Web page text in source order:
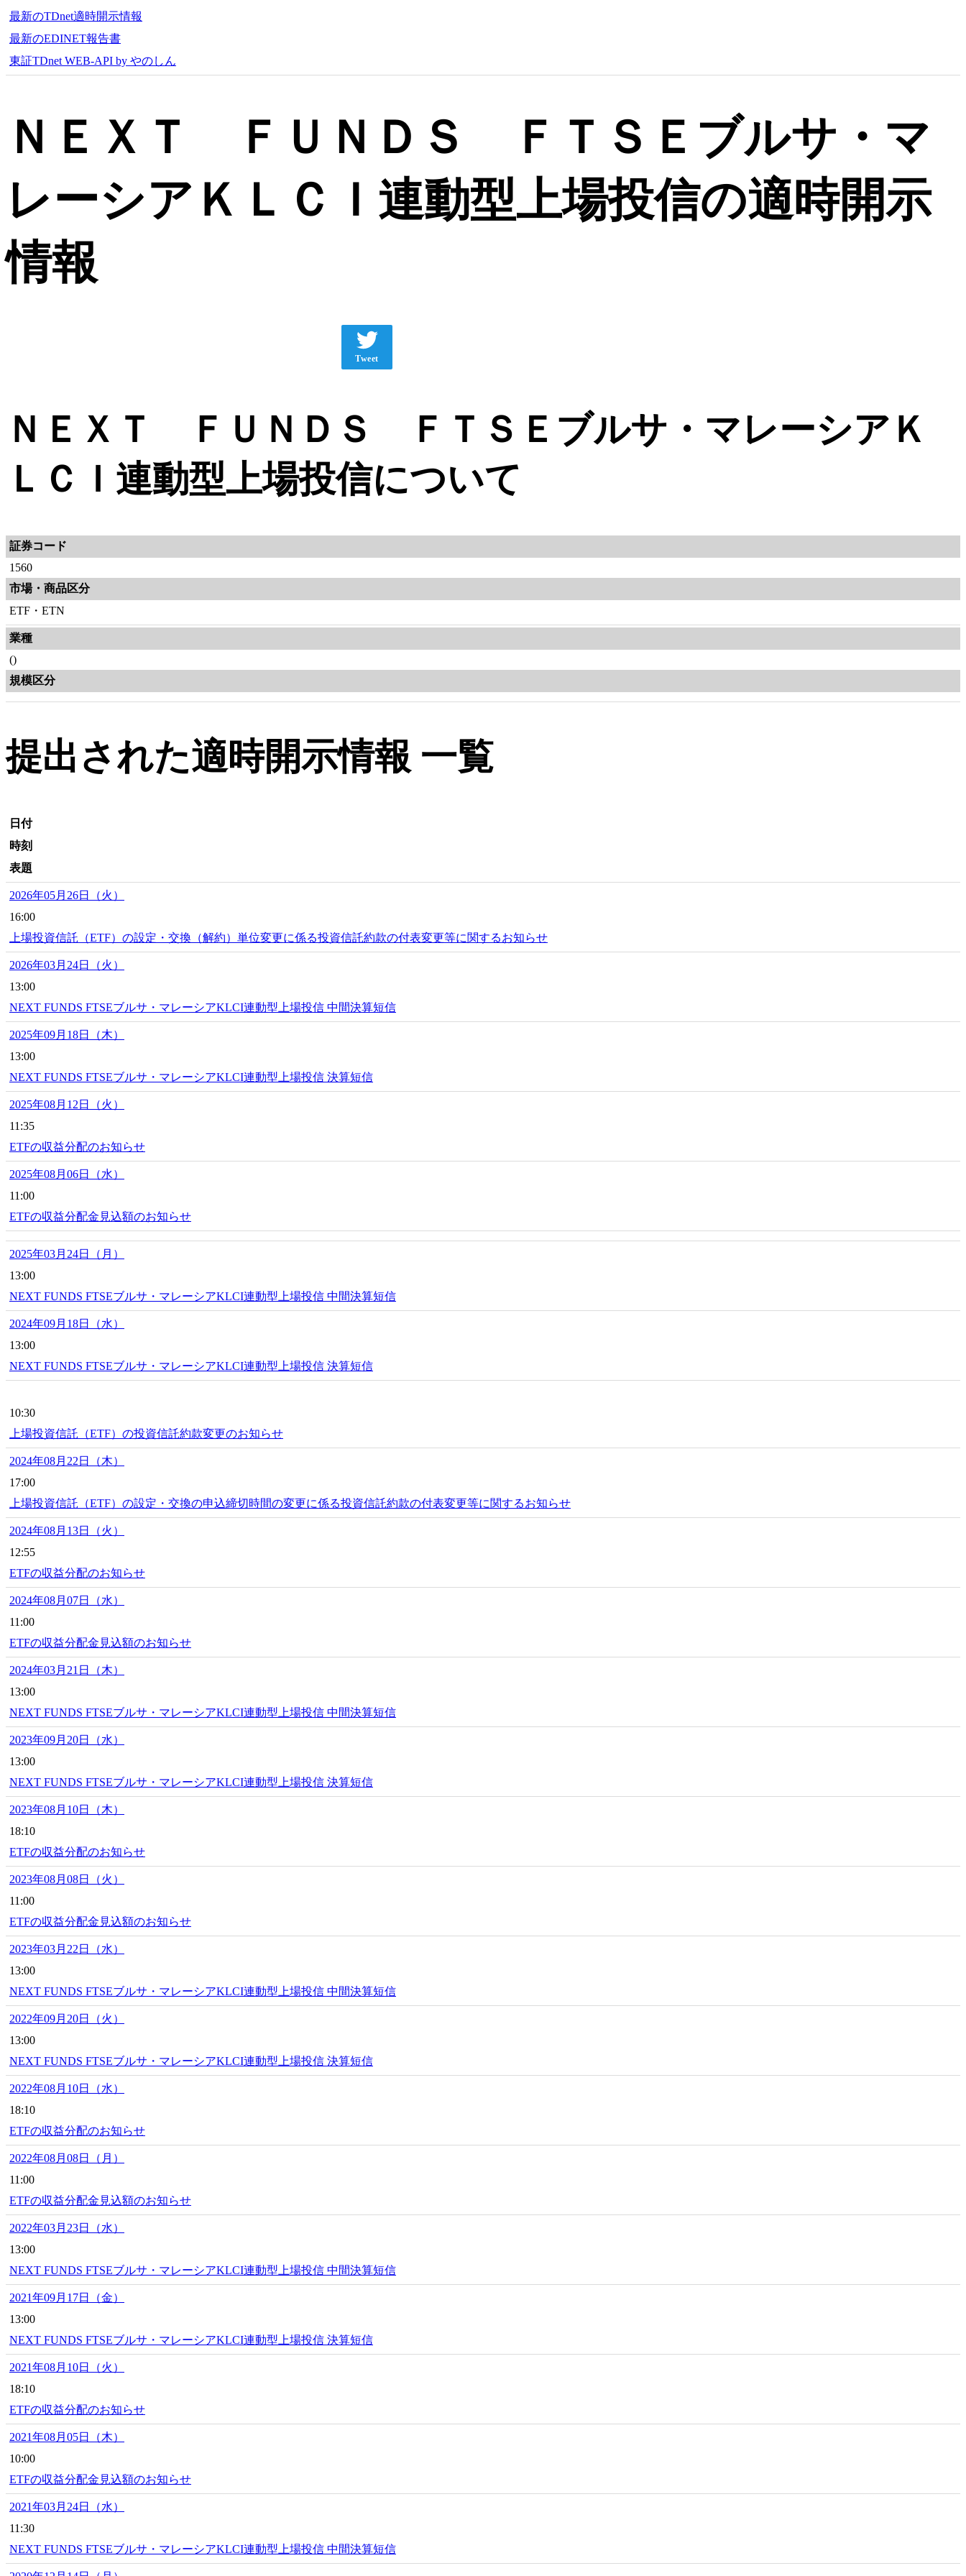
最新のTDnet適時開示情報
最新のEDINET報告書
東証TDnet WEB-API by やのしん
ＮＥＸＴ ＦＵＮＤＳ ＦＴＳＥブルサ・マ
レーシアＫＬＣＩ連動型上場投信の適時開示
情報
Tweet
ＮＥＸＴ ＦＵＮＤＳ ＦＴＳＥブルサ・マレーシアＫ
ＬＣＩ連動型上場投信について
証券コード
1560
市場・商品区分
ETF・ETN
業種
()
規模区分
提出された適時開示情報 一覧
日付
時刻
表題
2026年05月26日（火）
16:00
上場投資信託（ETF）の設定・交換（解約）単位変更に係る投資信託約款の付表変更等に関するお知らせ
2026年03月24日（火）
13:00
NEXT FUNDS FTSEブルサ・マレーシアKLCI連動型上場投信 中間決算短信
2025年09月18日（木）
13:00
NEXT FUNDS FTSEブルサ・マレーシアKLCI連動型上場投信 決算短信
2025年08月12日（火）
11:35
ETFの収益分配のお知らせ
2025年08月06日（水）
11:00
ETFの収益分配金見込額のお知らせ
2025年03月24日（月）
13:00
NEXT FUNDS FTSEブルサ・マレーシアKLCI連動型上場投信 中間決算短信
2024年09月18日（水）
13:00
NEXT FUNDS FTSEブルサ・マレーシアKLCI連動型上場投信 決算短信
10:30
上場投資信託（ETF）の投資信託約款変更のお知らせ
2024年08月22日（木）
17:00
上場投資信託（ETF）の設定・交換の申込締切時間の変更に係る投資信託約款の付表変更等に関するお知らせ
2024年08月13日（火）
12:55
ETFの収益分配のお知らせ
2024年08月07日（水）
11:00
ETFの収益分配金見込額のお知らせ
2024年03月21日（木）
13:00
NEXT FUNDS FTSEブルサ・マレーシアKLCI連動型上場投信 中間決算短信
2023年09月20日（水）
13:00
NEXT FUNDS FTSEブルサ・マレーシアKLCI連動型上場投信 決算短信
2023年08月10日（木）
18:10
ETFの収益分配のお知らせ
2023年08月08日（火）
11:00
ETFの収益分配金見込額のお知らせ
2023年03月22日（水）
13:00
NEXT FUNDS FTSEブルサ・マレーシアKLCI連動型上場投信 中間決算短信
2022年09月20日（火）
13:00
NEXT FUNDS FTSEブルサ・マレーシアKLCI連動型上場投信 決算短信
2022年08月10日（水）
18:10
ETFの収益分配のお知らせ
2022年08月08日（月）
11:00
ETFの収益分配金見込額のお知らせ
2022年03月23日（水）
13:00
NEXT FUNDS FTSEブルサ・マレーシアKLCI連動型上場投信 中間決算短信
2021年09月17日（金）
13:00
NEXT FUNDS FTSEブルサ・マレーシアKLCI連動型上場投信 決算短信
2021年08月10日（火）
18:10
ETFの収益分配のお知らせ
2021年08月05日（木）
10:00
ETFの収益分配金見込額のお知らせ
2021年03月24日（水）
11:30
NEXT FUNDS FTSEブルサ・マレーシアKLCI連動型上場投信 中間決算短信